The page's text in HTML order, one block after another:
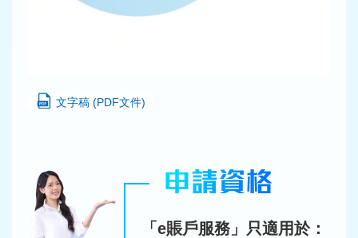
文字稿 (PDF文件)
「e賬戶服務」只適用於：